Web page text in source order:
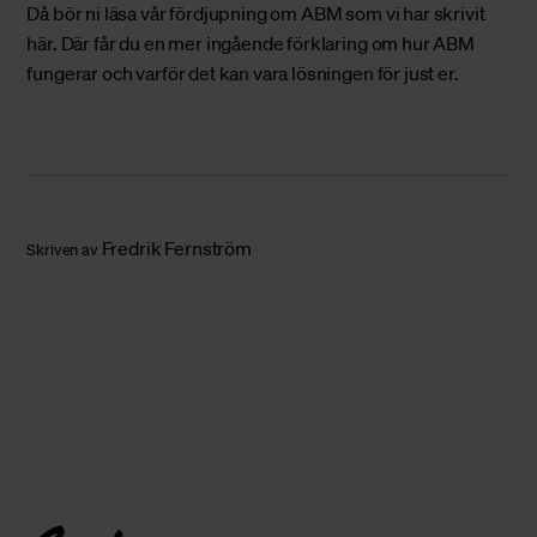
Då bör ni läsa vår fördjupning om ABM som vi har skrivit
här. Där får du en mer ingående förklaring om hur ABM
fungerar och varför det kan vara lösningen för just er.
Skriven av Fredrik Fernström